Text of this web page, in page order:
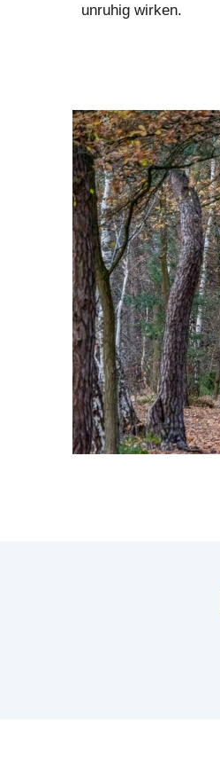
unruhig wirken.